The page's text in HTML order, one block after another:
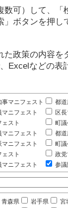
可）して、「
ボタンを押し
政策の内容を
Excelなどの
マニフェスト 都道
ニフェスト
区
スト
町議
ニフェスト
都道
マニフェスト
町議
スト
政党
ニフェスト
参議
青森県 岩手県 宮